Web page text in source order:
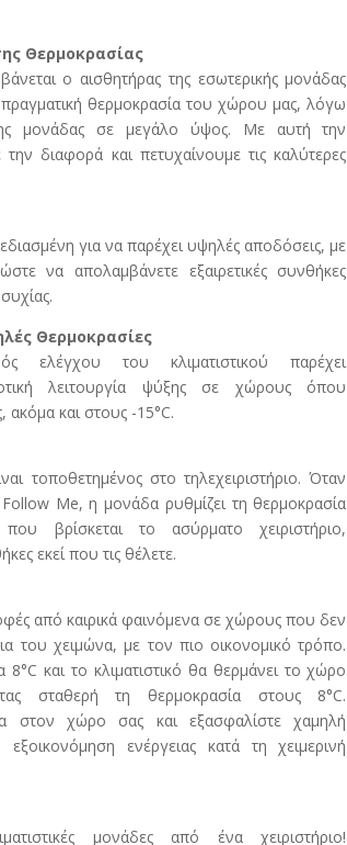
Θερμοκρασίας
ο αισθητήρας της εσωτερικής μονάδας
θερμοκρασία του χώρου μας, λόγω
μονάδας σε μεγάλο ύψος. Με αυτή την
την διαφορά και πετυχαίνουμε τις καλύτερες
για να παρέχει υψηλές αποδόσεις, με
να απολαμβάνετε εξαιρετικές συνθήκες
Θερμοκρασίες
ελέγχου του κλιματιστικού παρέχει
λειτουργία ψύξης σε χώρους όπου
ακόμα και στους -15°C.
τοποθετημένος στο τηλεχειριστήριο. Όταν
Follow Me, η μονάδα ρυθμίζει τη θερμοκρασία
βρίσκεται το ασύρματο χειριστήριο,
εκεί που τις θέλετε.
από καιρικά φαινόμενα σε χώρους που δεν
του χειμώνα, με τον πιο οικονομικό τρόπο.
8°C και το κλιματιστικό θα θερμάνει το χώρο
σταθερή τη θερμοκρασία στους 8°C.
στον χώρο σας και εξασφαλίστε χαμηλή
ενέργειας κατά τη χειμερινή
μονάδες από ένα χειριστήριο!